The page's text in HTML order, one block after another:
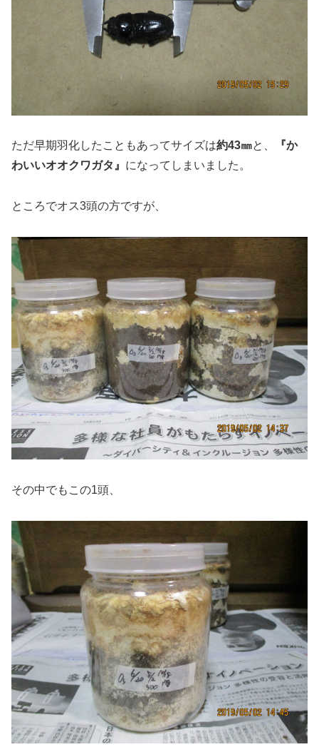
ただ早期羽化したこともあってサイズは約43㎜と、
『か
わいいオオクワガタ』 になってしまいました。
ところでオス3頭の方ですが、
その中でもこの1頭、